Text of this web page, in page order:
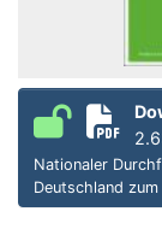
Nationaler
Deutschland